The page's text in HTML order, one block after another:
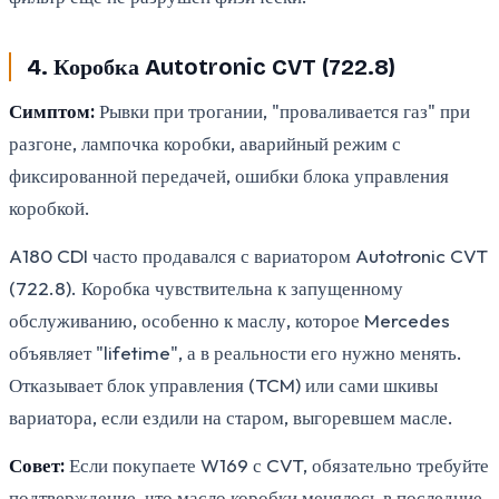
4. Коробка Autotronic CVT (722.8)
Симптом:Рывки при трогании, "проваливается газ" при
разгоне, лампочка коробки, аварийный режим с
фиксированной передачей, ошибки блока управления
коробкой.
A180 CDI часто продавался с вариатором Autotronic CVT
(722.8). Коробка чувствительна к запущенному
обслуживанию, особенно к маслу, которое Mercedes
объявляет "lifetime", а в реальности его нужно менять.
Отказывает блок управления (TCM) или сами шкивы
вариатора, если ездили на старом, выгоревшем масле.
Совет:Если покупаете W169 с CVT, обязательно требуйте